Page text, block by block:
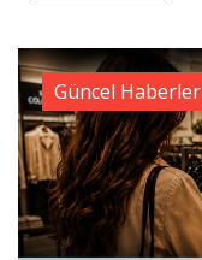
Güncel Haberler